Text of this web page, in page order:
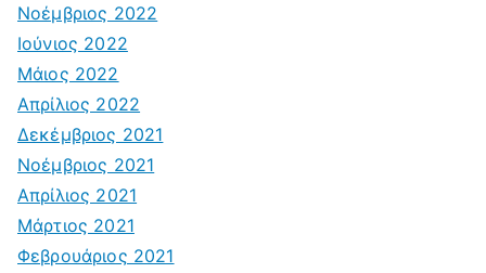
Νοέμβριος 2022
Ιούνιος 2022
Μάιος 2022
Απρίλιος 2022
Δεκέμβριος 2021
Νοέμβριος 2021
Απρίλιος 2021
Μάρτιος 2021
Φεβρουάριος 2021